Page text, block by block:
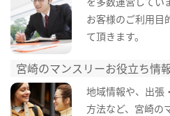
お客様のご利用目
て頂きます。
宮崎のマンスリーお役立ち情
地域情報や、出張
方法など、宮崎の